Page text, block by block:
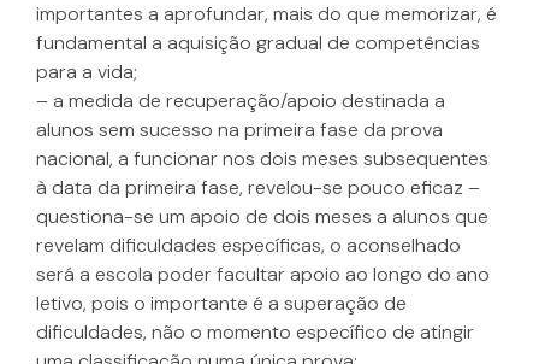
importantes a aprofundar, mais do que memorizar, é
fundamental a aquisição gradual de competências
para a vida;
– a medida de recuperação/apoio destinada a
alunos sem sucesso na primeira fase da prova
nacional, a funcionar nos dois meses subsequentes
à data da primeira fase, revelou-se pouco eficaz –
questiona-se um apoio de dois meses a alunos que
revelam dificuldades específicas, o aconselhado
será a escola poder facultar apoio ao longo do ano
letivo, pois o importante é a superação de
dificuldades, não o momento específico de atingir